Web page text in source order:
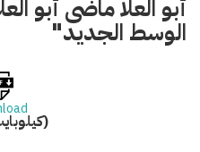
أبو العلا ماضى أبو
الوسط الجديد"
(10.5 كيلوبايت)